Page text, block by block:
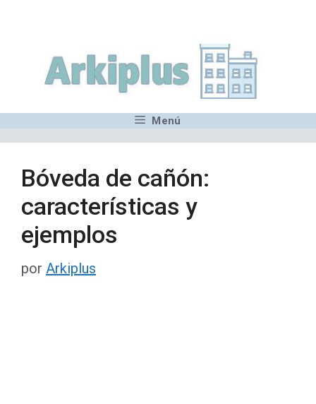
contenido
Menú
Bóveda de cañón:
características y
ejemplos
por Arkiplus